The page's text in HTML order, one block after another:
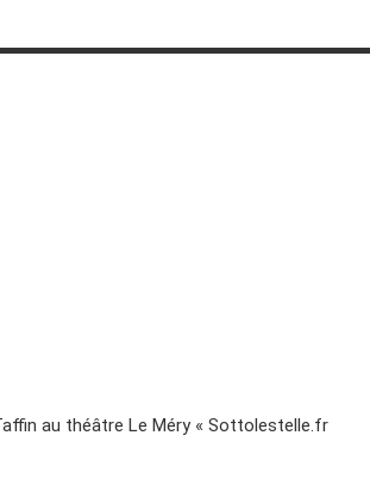
au théâtre Le Méry « Sottolestelle.fr